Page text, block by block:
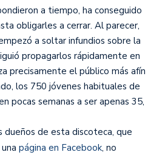
a tiempo, ha conseguido
obligarles a cerrar. Al parecer,
a soltar infundios sobre la
propagarlos rápidamente en
precisamente el público más afín
los 750 jóvenes habituales de
pocas semanas a ser apenas 35,
dueños de esta discoteca, que
página en Facebook, no